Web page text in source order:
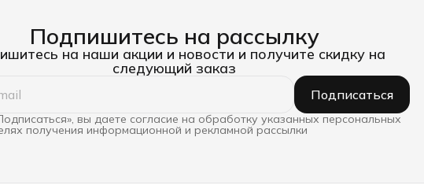
Подпишитесь на рассылку
на наши акции и новости и получите скидку на
следующий заказ
Подписаться
вы даете согласие на обработку указанных персональных
получения информационной и рекламной рассылки